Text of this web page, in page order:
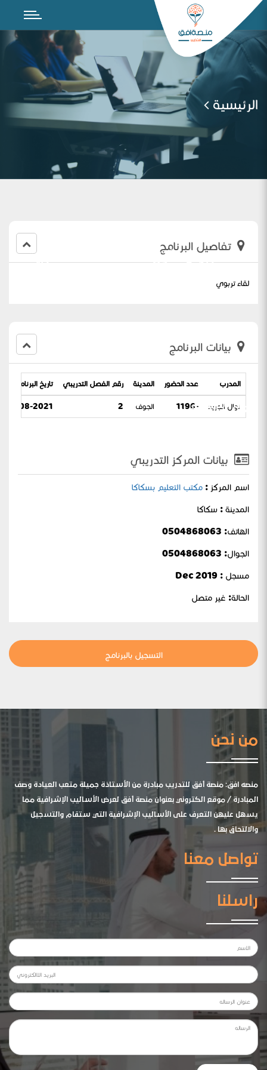
الرئيسية
اللقاء التربوي الأول لمعلمات اللغة العربية
للعام ١٤٤٣هـ
تفاصيل البرنامج
لقاء تربوي
بيانات البرنامج
المدرب عدد الحضور المدينة رقم الفصل التدريبي تاريخ البرنامج
نوال الجريد -1196 الجوف 2
24-08-2021 / 15-01-1443
بيانات المركز التدريبي
اسم المركز : مكتب التعليم بسكاكا
المدينة : سكاكا
الهاتف: 0504868063
الجوال:
مسجل : Dec 2019
الحالة: غير متصل
التسجيل بالبرنامج
من نحن
منصه افق: منصة أفق للتدريب مبادرة من الأستاذة جميلة متعب العيادة وصف
المبادرة / موقع الكتروني بعنوان منصة أفق لعرض الأساليب الإشرافية مما
يسهل عليهن التعرف على الأساليب الإشرافية التي ستقام والتسجيل
والالتحاق بها .
تواصل معنا
راسلنا